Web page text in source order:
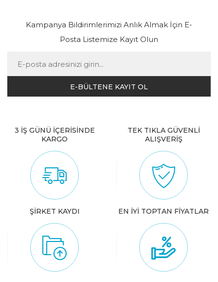
Kampanya Bildirimlerimizi Anlık Almak İçin E-
Posta Listemize Kayıt Olun
3 İŞ GÜNÜ İÇERİSİNDE
KARGO
TEK TIKLA GÜVENLİ
ALIŞVERİŞ
ŞİRKET KAYDI EN İYİ TOPTAN FİYATLAR